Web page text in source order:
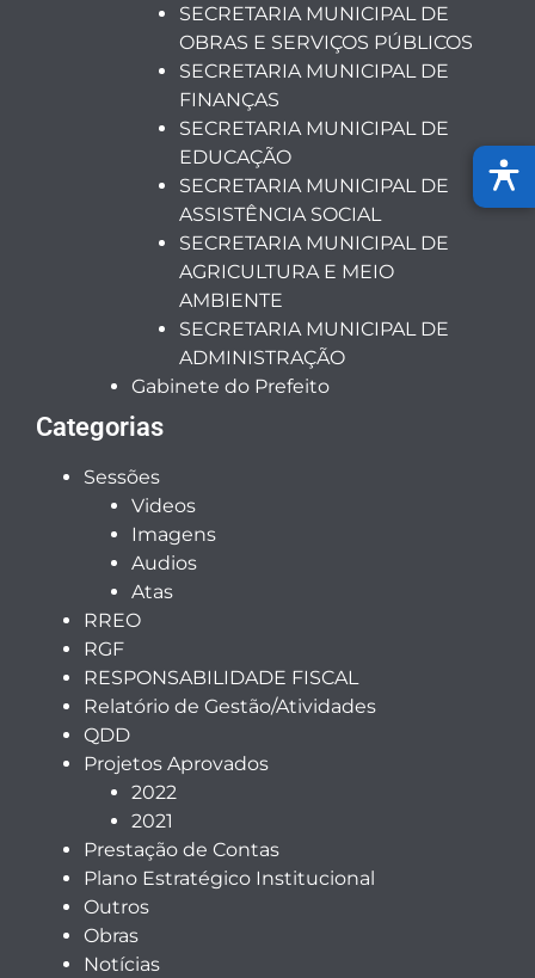
SECRETARIA MUNICIPAL DE
OBRAS E SERVIÇOS PÚBLICOS
SECRETARIA MUNICIPAL DE
FINANÇAS
SECRETARIA MUNICIPAL DE
EDUCAÇÃO
SECRETARIA MUNICIPAL DE
ASSISTÊNCIA SOCIAL
SECRETARIA MUNICIPAL DE
AGRICULTURA E MEIO
AMBIENTE
SECRETARIA MUNICIPAL DE
ADMINISTRAÇÃO
Gabinete do Prefeito
Categorias
Sessões
Videos
Imagens
Audios
Atas
RREO
RGF
RESPONSABILIDADE FISCAL
Relatório de Gestão/Atividades
QDD
Projetos Aprovados
2022
2021
Prestação de Contas
Plano Estratégico Institucional
Outros
Obras
Notícias